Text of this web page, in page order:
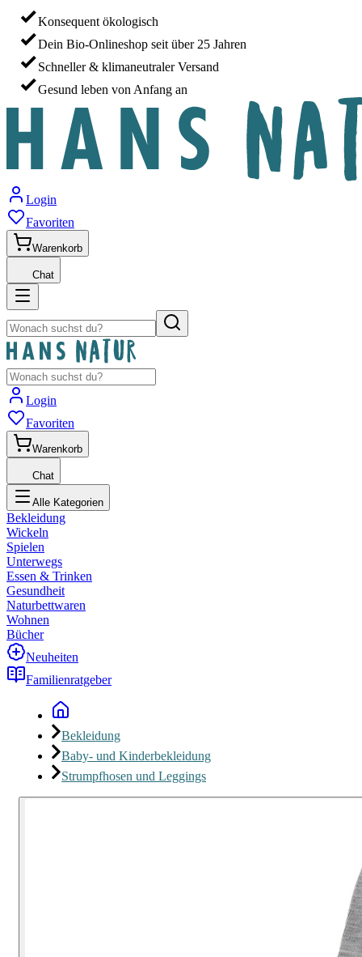
Konsequent ökologisch
Dein Bio-Onlineshop seit über 25 Jahren
Schneller & klimaneutraler Versand
Gesund leben von Anfang an
Login
Favoriten
Warenkorb
Chat
Login
Favoriten
Warenkorb
Chat
Alle Kategorien
Bekleidung
Wickeln
Spielen
Unterwegs
Essen & Trinken
Gesundheit
Naturbettwaren
Wohnen
Bücher
Neuheiten
Familienratgeber
Bekleidung
Baby- und Kinderbekleidung
Strumpfhosen und Leggings